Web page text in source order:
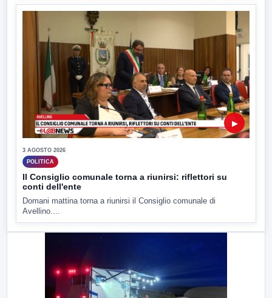
▶
3 AGOSTO 2026
POLITICA
Il Consiglio comunale torna a riunirsi: riflettori su
conti dell'ente
Domani mattina torna a riunirsi il Consiglio comunale di
Avellino....